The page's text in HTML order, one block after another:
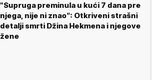
"Supruga preminula u kući 7 dana pre
njega, nije ni znao": Otkriveni strašni
detalji smrti Džina Hekmena i njegove
žene